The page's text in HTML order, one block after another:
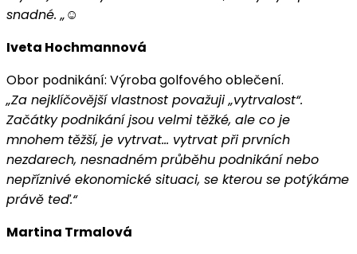
snadné. „☺
Iveta Hochmannová
Obor podnikání: Výroba golfového oblečení.
„Za nejklíčovější vlastnost považuji „vytrvalost“.
Začátky podnikání jsou velmi těžké, ale co je
mnohem těžší, je vytrvat… vytrvat při prvních
nezdarech, nesnadném průběhu podnikání nebo
nepříznivé ekonomické situaci, se kterou se potýkáme
právě teď.“
Martina Trmalová